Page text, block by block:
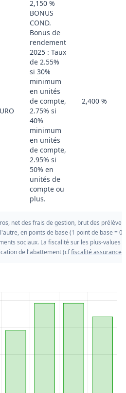
2,150 %
BONUS
COND.
Bonus de
rendement
2025 : Taux
de 2.55%
si 30%
minimum
en unités
de compte,
2.75% si
40%
minimum
en unités
de compte,
2.95% si
50% en
unités de
compte ou
plus.
2,400 %
net des frais de gestion, brut des
en points de base (1 point de base =
sociaux. La fiscalité sur les plus-
de l'abattement (cffiscalité assurance-